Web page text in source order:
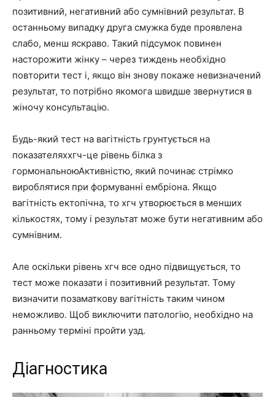
позитивний, негативний або сумнівний результат. В
останньому випадку друга смужка буде проявлена
слабо, менш яскраво. Такий підсумок повинен
насторожити жінку – через тиждень необхідно
повторити тест і, якщо він знову покаже невизначений
результат, то потрібно якомога швидше звернутися в
жіночу консультацію.
Будь-який тест на вагітність грунтується на
показателяххгч-це рівень білка з
гормональноюАктивністю, який починає стрімко
вироблятися при формуванні ембріона. Якщо
вагітність ектопічна, то хгч утворюється в менших
кількостях, тому і результат може бути негативним або
сумнівним.
Але оскільки рівень хгч все одно підвищується, то
тест може показати і позитивний результат. Тому
визначити позаматкову вагітність таким чином
неможливо. Щоб виключити патологію, необхідно на
ранньому терміні пройти узд.
Діагностика